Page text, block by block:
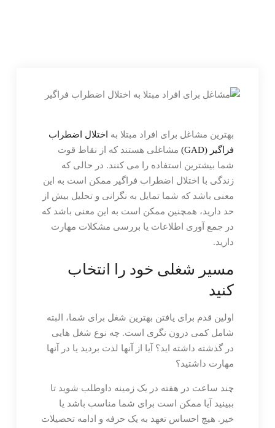
بهترین مشاغل برای افراد مبتلا به اختلال اضطراب
فراگیر (GAD)
مشاغلی هستند که از نقاط قوت
شما بیشترین استفاده را می کنند. در حالی که
زندگی با اختلال اضطراب فراگیر ممکن است به این
معنی باشد که شما تمایل به نگرانی و تحلیل بیش از
حد دارید، همچنین ممکن است به این معنی باشد که
در جمع آوری اطلاعات یا بررسی مشکلات مهارت
دارید.
مسیر شغلی خود را انتخاب
کنید
اولین قدم برای یافتن بهترین شغل برای شما، البته
شامل کمی درون نگری است. چه نوع شغل هایی
در گذشته داشته اید؟ آیا از آنها لذت بردید یا در آنها
مهارت داشتید؟
چند ساعت در هفته در یک زمینه داوطلب شوید تا
ببینید آیا ممکن است برای شما مناسب باشد یا
خیر. هیچ احساس تعهد به یک حرفه و ادامه تحصیلات